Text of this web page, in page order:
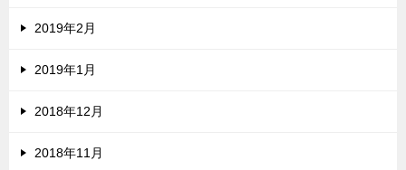
2019年2月
2019年1月
2018年12月
2018年11月